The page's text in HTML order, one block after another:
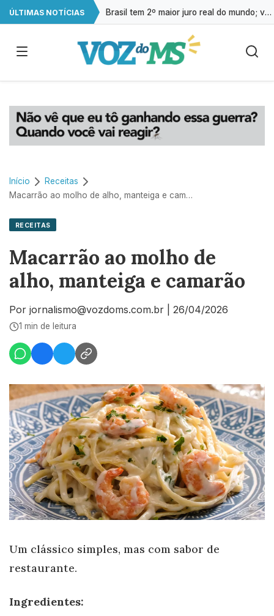
ÚLTIMAS NOTÍCIAS Brasil tem 2º maior juro real do mundo; veja ranking
Início
Receitas
Macarrão ao molho de alho, manteiga e camarão
RECEITAS
Macarrão ao molho de
alho, manteiga e camarão
Por jornalismo@vozdoms.com.br 26/04/2026
1 min de leitura
Um clássico simples, mas com sabor de
restaurante.
Ingredientes: